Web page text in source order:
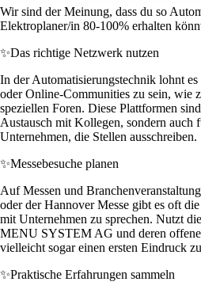
Wir sind der Meinung, dass du so
Elektroplaner/in 80-100% erhalten
✨Das richtige Netzwerk nutzen
In der Automatisierungstechnik lohnt
oder Online-Communities zu sein, wie
speziellen Foren. Diese Plattformen
Austausch mit Kollegen, sondern auch
Unternehmen, die Stellen ausschreiben.
✨Messebesuche planen
Auf Messen und
oder der Hannover Messe gibt es oft
mit Unternehmen zu sprechen. Nutzt
MENU SYSTEM AG und deren
vielleicht sogar einen ersten Eindruck
✨Praktische Erfahrungen sammeln